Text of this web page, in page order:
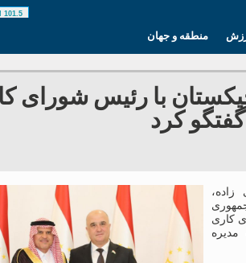
101.5 FM
منطقه و جهان
با رئیس شورای
کرد
زاده،
کاری